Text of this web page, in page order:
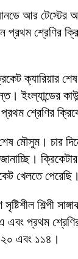
প্রার্থী
জাল দলিলে
আর টেস্টের
প্রথম শ্রেণির
ক্যারিয়ার
ইংল্যান্ডের
শ্রেণির
শেষ মৌসুম। চার
জানাচ্ছি।
খেলতে
শিল্পী
এ এবং প্রথম
এবং ১১৪।